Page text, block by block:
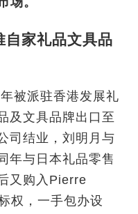
家礼品文具品
被派驻香港发展礼
及文具品牌出口至
司结业，刘明月与
年与日本礼品零售
又购入Pierre
权，一手包办设